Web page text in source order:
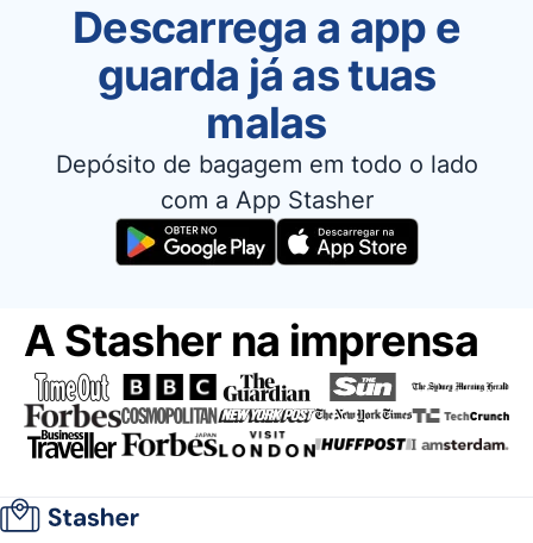
Descarrega a app e
guarda já as tuas
malas
Depósito de bagagem em todo o lado
com a App Stasher
A Stasher na imprensa